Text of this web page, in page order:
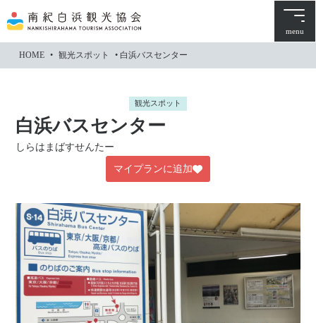
文
に
menu
HOME • 観光スポット • 白浜バスセンター
観光スポット
白浜バスセンター
しらはまばすせんたー
マイプランに追加